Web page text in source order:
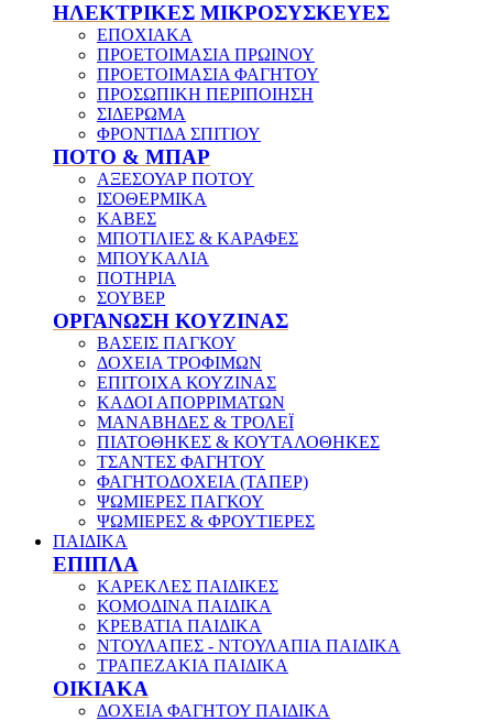
ΗΛΕΚΤΡΙΚΕΣ ΜΙΚΡΟΣΥΣΚΕΥΕΣ
ΕΠΟΧΙΑΚΑ
ΠΡΟΕΤΟΙΜΑΣΙΑ ΠΡΩΙΝΟΥ
ΠΡΟΕΤΟΙΜΑΣΙΑ ΦΑΓΗΤΟΥ
ΠΡΟΣΩΠΙΚΗ ΠΕΡΙΠΟΙΗΣΗ
ΣΙΔΕΡΩΜΑ
ΦΡΟΝΤΙΔΑ ΣΠΙΤΙΟΥ
ΠΟΤΟ & ΜΠΑΡ
ΑΞΕΣΟΥΑΡ ΠΟΤΟΥ
ΙΣΟΘΕΡΜΙΚΑ
ΚΑΒΕΣ
ΜΠΟΤΙΛΙΕΣ & ΚΑΡΑΦΕΣ
ΜΠΟΥΚΑΛΙΑ
ΠΟΤΗΡΙΑ
ΣΟΥΒΕΡ
ΟΡΓΑΝΩΣΗ ΚΟΥΖΙΝΑΣ
ΒΑΣΕΙΣ ΠΑΓΚΟΥ
ΔΟΧΕΙΑ ΤΡΟΦΙΜΩΝ
ΕΠΙΤΟΙΧΑ ΚΟΥΖΙΝΑΣ
ΚΑΔΟΙ ΑΠΟΡΡΙΜΑΤΩΝ
ΜΑΝΑΒΗΔΕΣ & ΤΡΟΛΕΪ
ΠΙΑΤΟΘΗΚΕΣ & ΚΟΥΤΑΛΟΘΗΚΕΣ
ΤΣΑΝΤΕΣ ΦΑΓΗΤΟΥ
ΦΑΓΗΤΟΔΟΧΕΙΑ (ΤΑΠΕΡ)
ΨΩΜΙΕΡΕΣ ΠΑΓΚΟΥ
ΨΩΜΙΕΡΕΣ & ΦΡΟΥΤΙΕΡΕΣ
ΠΑΙΔΙΚΑ
ΕΠΙΠΛΑ
ΚΑΡΕΚΛΕΣ ΠΑΙΔΙΚΕΣ
ΚΟΜΟΔΙΝΑ ΠΑΙΔΙΚΑ
ΚΡΕΒΑΤΙΑ ΠΑΙΔΙΚΑ
ΝΤΟΥΛΑΠΕΣ - ΝΤΟΥΛΑΠΙΑ ΠΑΙΔΙΚΑ
ΤΡΑΠΕΖΑΚΙΑ ΠΑΙΔΙΚΑ
ΟΙΚΙΑΚΑ
ΔΟΧΕΙΑ ΦΑΓΗΤΟΥ ΠΑΙΔΙΚΑ